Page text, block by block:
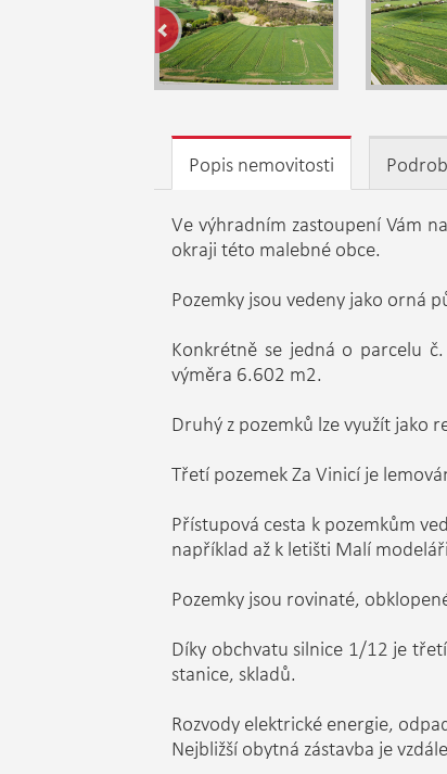
Popis nemovitosti
Ve výhradním zastoupení Vám
okraji této malebné obce.
Pozemky jsou vedeny jako orná
Konkrétně se jedná o parcelu
výměra 6.602 m2.
Druhý z pozemků lze využít jako
Třetí pozemek Za Vinicí je
Přístupová cesta k pozemkům
například až k letišti Malí
Pozemky jsou rovinaté,
Díky obchvatu silnice 1/12 je
stanice, skladů.
Rozvody elektrické energie,
Nejbližší obytná zástavba je